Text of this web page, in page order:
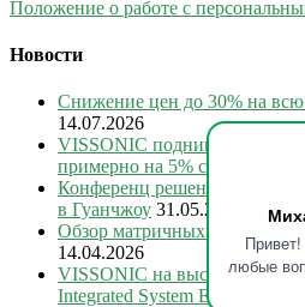
любые
Положение о работе с
Новости
Снижение цен до 30% на
14.07.2026
VISSONIC поднимает
примерно на 5% с 15 июля
Конференц решения
в Гуанчжоу 31.05.2026
Обзор матричных
14.04.2026
VISSONIC на выставке
Integrated System Exhibition